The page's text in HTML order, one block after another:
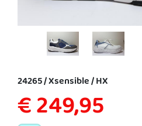
24265 / Xsensible / HX
€ 249,95